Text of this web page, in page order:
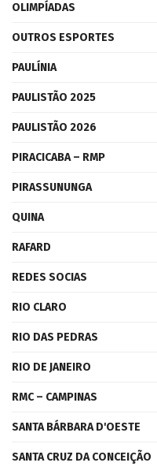
OLIMPÍADAS
OUTROS ESPORTES
PAULÍNIA
PAULISTÃO 2025
PAULISTÃO 2026
PIRACICABA – RMP
PIRASSUNUNGA
QUINA
RAFARD
REDES SOCIAS
RIO CLARO
RIO DAS PEDRAS
RIO DE JANEIRO
RMC – CAMPINAS
SANTA BÁRBARA D'OESTE
SANTA CRUZ DA CONCEIÇÃO